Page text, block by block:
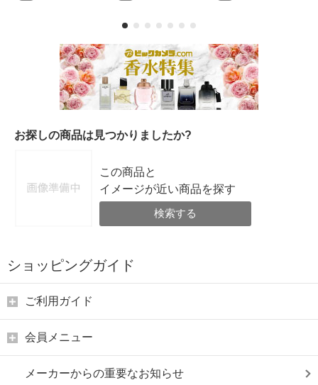
お探しの商品は見つかりましたか?
この商品と
イメージが近い商品を探す
検索する
ショッピングガイド
ご利用ガイド
会員メニュー
メーカーからの重要なお知らせ